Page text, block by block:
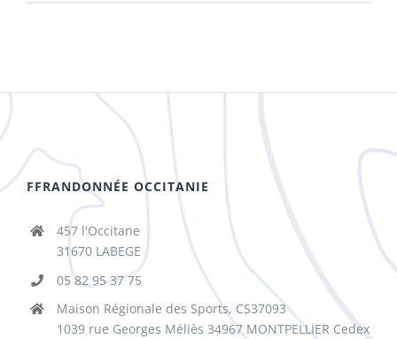
FFRANDONNÉE OCCITANIE
457 l'Occitane
31670 LABEGE
05 82 95 37 75
Maison Régionale des Sports, CS37093
1039 rue Georges Méliès 34967 MONTPELLIER Cedex